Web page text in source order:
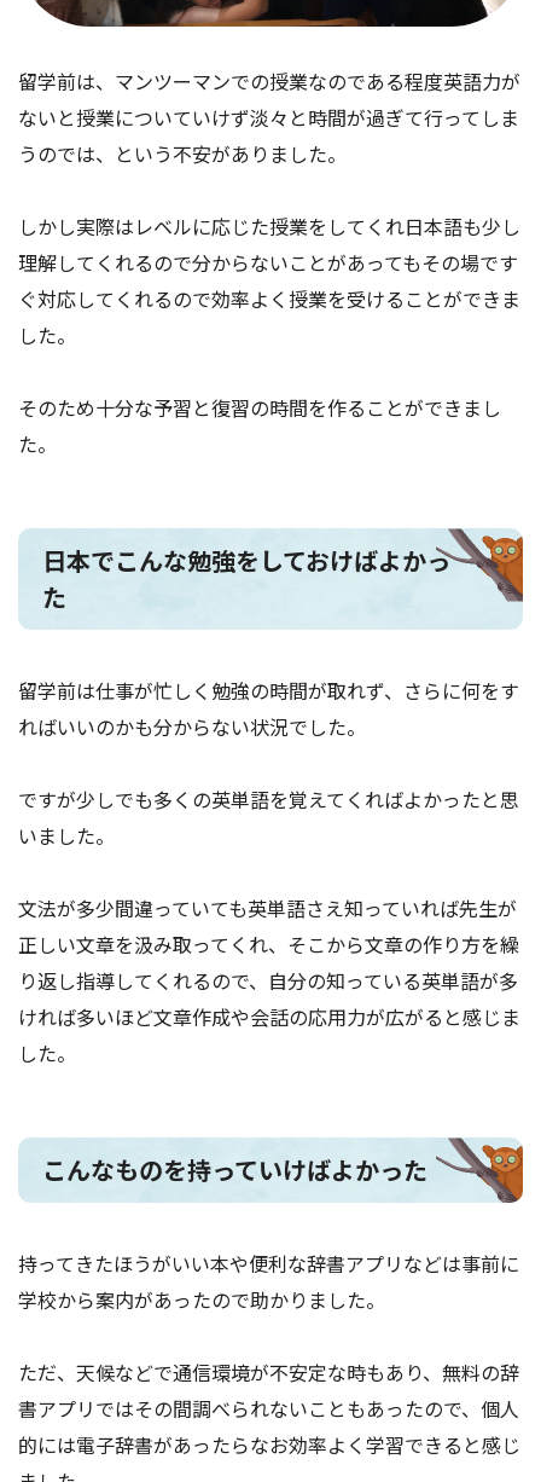
留学前は、マンツーマンでの授業なのである程度英語力が
ないと授業についていけず淡々と時間が過ぎて行ってしま
うのでは、という不安がありました。
しかし実際はレベルに応じた授業をしてくれ日本語も少し
理解してくれるので分からないことがあってもその場です
ぐ対応してくれるので効率よく授業を受けることができま
した。
そのため十分な予習と復習の時間を作ることができまし
た。
日本でこんな勉強をしておけばよかっ
た
留学前は仕事が忙しく勉強の時間が取れず、さらに何をす
ればいいのかも分からない状況でした。
ですが少しでも多くの英単語を覚えてくればよかったと思
いました。
文法が多少間違っていても英単語さえ知っていれば先生が
正しい文章を汲み取ってくれ、そこから文章の作り方を繰
り返し指導してくれるので、自分の知っている英単語が多
ければ多いほど文章作成や会話の応用力が広がると感じま
した。
こんなものを持っていけばよかった
持ってきたほうがいい本や便利な辞書アプリなどは事前に
学校から案内があったので助かりました。
ただ、天候などで通信環境が不安定な時もあり、無料の辞
書アプリではその間調べられないこともあったので、個人
的には電子辞書があったらなお効率よく学習できると感じ